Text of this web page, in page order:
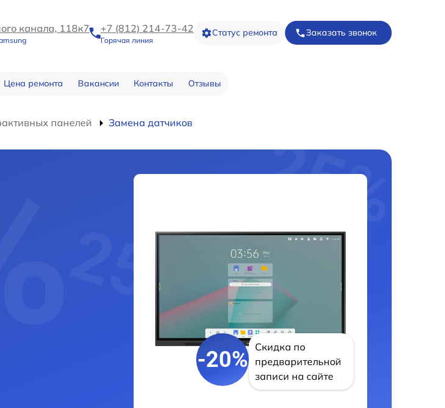
канала, 118к7 +7 (812) 214-73-42
Горячая линия
Статус ремонта Заказать звонок
Цена ремонта Вакансии Контакты Отзывы
панелей Замена датчиков
-20%
Скидка по
предварительной
записи на сайте